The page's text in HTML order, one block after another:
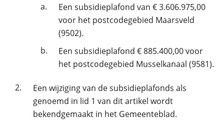
a.
Een subsidieplafond van € 3.606.975,00
voor het postcodegebied Maarsveld
(9502).
b.
Een subsidieplafond € 885.400,00 voor
het postcodegebied Musselkanaal (9581).
2.
Een wijziging van de subsidieplafonds als
genoemd in lid 1 van dit artikel wordt
bekendgemaakt in het Gemeenteblad.